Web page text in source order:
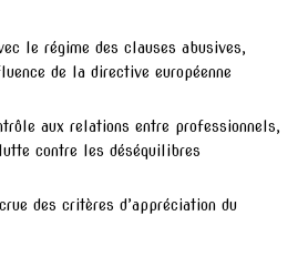
le régime des clauses abusives,
de la directive européenne
aux relations entre professionnels,
contre les déséquilibres
des critères d’appréciation du